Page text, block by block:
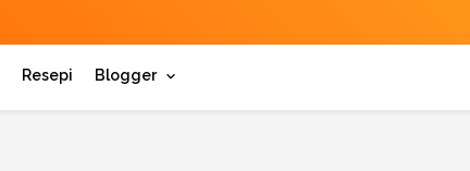
Resepi Blogger